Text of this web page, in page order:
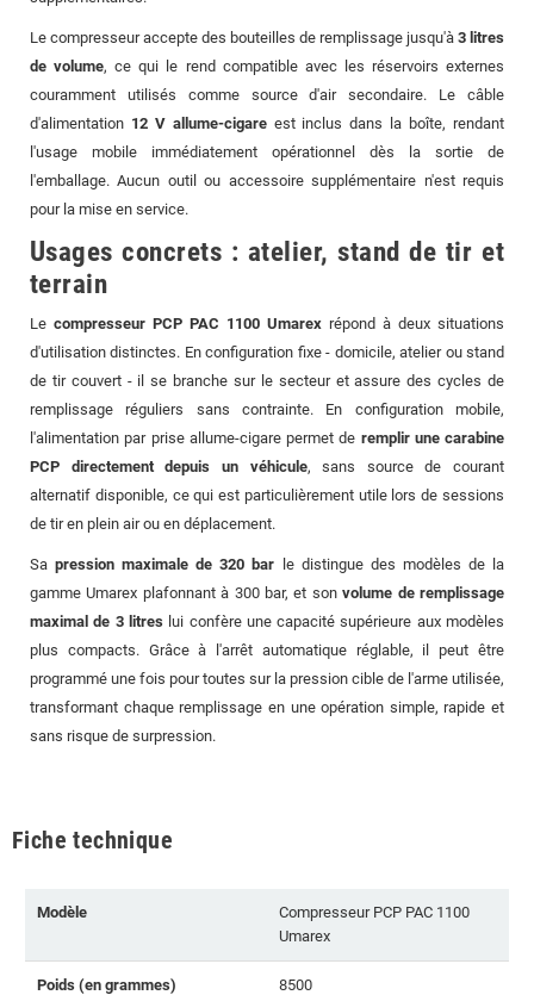
Le compresseur accepte des bouteilles de remplissage jusqu'à 3 litres
de volume, ce qui le rend compatible avec les réservoirs externes
couramment utilisés comme source d'air secondaire. Le câble
d'alimentation 12 V allume-cigareest inclus dans la boîte, rendant
l'usage mobile immédiatement opérationnel dès la sortie de
l'emballage. Aucun outil ou accessoire supplémentaire n'est requis
pour la mise en service.
Usages concrets : atelier, stand de tir et
terrain
Le compresseur PCP PAC 1100 Umarex répond à deux situations
d'utilisation distinctes. En configuration fixe - domicile, atelier ou stand
de tir couvert - il se branche sur le secteur et assure des cycles de
remplissage réguliers sans contrainte. En configuration mobile,
l'alimentation par prise allume-cigare permet de remplir une carabine
PCP directement depuis un véhicule, sans source de courant
alternatif disponible, ce qui est particulièrement utile lors de sessions
de tir en plein air ou en déplacement.
Sapression maximale de 320 bar le distingue des modèles de la
gamme Umarex plafonnant à 300 bar, et sonvolume de remplissage
maximal de 3 litreslui confère une capacité supérieure aux modèles
plus compacts. Grâce à l'arrêt automatique réglable, il peut être
programmé une fois pour toutes sur la pression cible de l'arme utilisée,
transformant chaque remplissage en une opération simple, rapide et
sans risque de surpression.
Fiche technique
Modèle
Compresseur PCP PAC 1100
Umarex
Poids (en grammes) 8500